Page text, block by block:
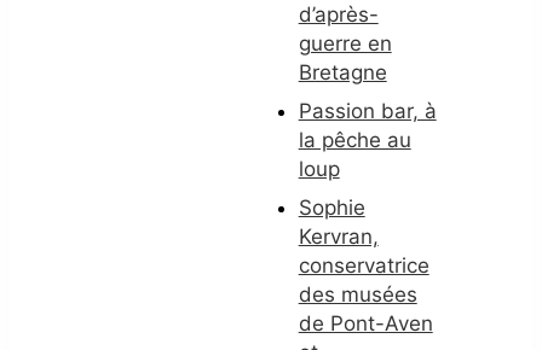
d’après-
guerre en
Bretagne
Passion bar, à
la pêche au
loup
Sophie
Kervran,
conservatrice
des musées
de Pont-Aven